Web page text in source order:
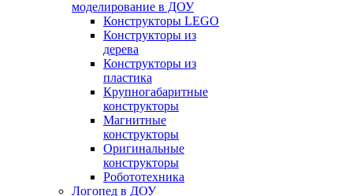
моделирование в ДОУ
Конструкторы LEGO
Конструкторы из
дерева
Конструкторы из
пластика
Крупногабаритные
конструкторы
Магнитные
конструкторы
Оригинальные
конструкторы
Робототехника
Логопед в ДОУ